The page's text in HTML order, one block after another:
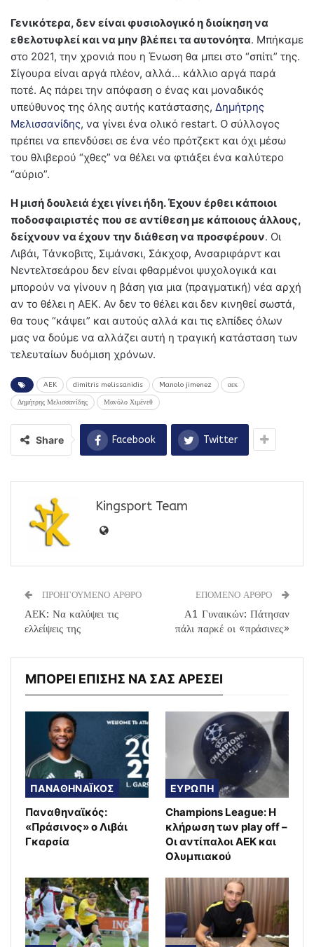
Γενικότερα, δεν είναι φυσιολογικό η διοίκηση να
εθελοτυφλεί και να μην βλέπει τα αυτονόητα. Μπήκαμε
στο 2021, την χρονιά που η Ένωση θα μπει στο “σπίτι” της.
Σίγουρα είναι αργά πλέον, αλλά… κάλλιο αργά παρά
ποτέ. Ας πάρει την απόφαση ο ένας και μοναδικός
υπεύθυνος της όλης αυτής κατάστασης, Δημήτρης
Μελισσανίδης, να γίνει ένα ολικό restart. Ο σύλλογος
πρέπει να επενδύσει σε ένα νέο πρότζεκτ και όχι μέσω
του θλιβερού “χθες” να θέλει να φτιάξει ένα καλύτερο
“αύριο”.
Η μισή δουλειά έχει γίνει ήδη. Έχουν έρθει κάποιοι
ποδοσφαιριστές που σε αντίθεση με κάποιους άλλους,
δείχνουν να έχουν την διάθεση να προσφέρουν. Οι
Λιβάι, Τάνκοβιτς, Σιμάνσκι, Σάκχοφ, Ανσαριφάρντ και
Νεντελτσεάρου δεν είναι φθαρμένοι ψυχολογικά και
μπορούν να γίνουν η βάση για μια (πραγματική) νέα αρχή
αν το θέλει η ΑΕΚ. Αν δεν το θέλει και δεν κινηθεί σωστά,
θα τους “κάψει” και αυτούς αλλά και τις ελπίδες όλων
μας να δούμε να αλλάζει αυτή η τραγική κατάσταση των
τελευταίων δυόμιση χρόνων.
AEK dimitris melissanidis Manolo jimenez αεκ
Δημήτρης Μελισσανίδης Μανόλο Χιμένεθ
Share Facebook Twitter
Kingsport Team
ΠΡΟΗΓΟΥΜΕΝΟ ΑΡΘΡΟ
ΑΕΚ: Να καλύψει τις
ελλείψεις της
ΕΠΟΜΕΝΟ ΑΡΘΡΟ
Α1 Γυναικών: Πάτησαν
πάλι παρκέ οι «πράσινες»
ΜΠΟΡΕΙ ΕΠΙΣΗΣ ΝΑ ΣΑΣ ΑΡΕΣΕΙ
ΠΑΝΑΘΗΝΑΪΚΟΣ
Παναθηναϊκός:
«Πράσινος» ο Λιβάι
Γκαρσία
ΕΥΡΩΠΗ
Champions League: Η
κλήρωση των play off –
Οι αντίπαλοι ΑΕΚ και
Ολυμπιακού